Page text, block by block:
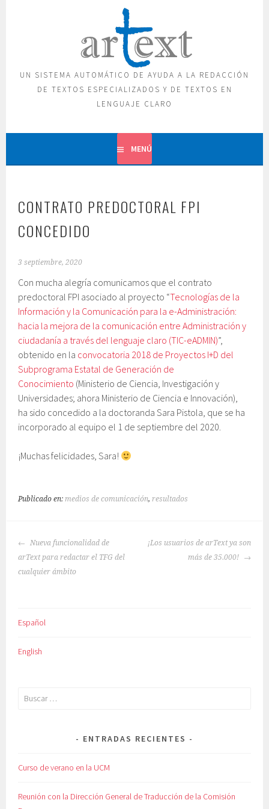
UN SISTEMA AUTOMÁTICO DE AYUDA A LA REDACCIÓN
DE TEXTOS ESPECIALIZADOS Y DE TEXTOS EN
LENGUAJE CLARO
MENÚ
CONTRATO PREDOCTORAL FPI
CONCEDIDO
3 septiembre, 2020
Con mucha alegría comunicamos que el contrato
predoctoral FPI asociado al proyecto “Tecnologías de la
Información y la Comunicación para la e-Administración:
hacia la mejora de la comunicación entre Administración y
ciudadanía a través del lenguaje claro (TIC-eADMIN)”,
obtenido en la convocatoria 2018 de Proyectos I+D del
Subprograma Estatal de Generación de
Conocimiento (Ministerio de Ciencia, Investigación y
Universidades; ahora Ministerio de Ciencia e Innovación),
ha sido concedido a la doctoranda Sara Pistola, que se ha
incorporado al equipo el 1 de septiembre del 2020.
¡Muchas felicidades, Sara!
Publicado en:medios de comunicación,resultados
NAVEGACIÓN
DE
ENTRADAS
Nueva funcionalidad de
arText para redactar el TFG del
cualquier ámbito
¡Los usuarios de arText ya son
más de 35.000!
Español
English
Buscar:
ENTRADAS RECIENTES
Curso de verano en la UCM
Reunión con la Dirección General de Traducción de la Comisión